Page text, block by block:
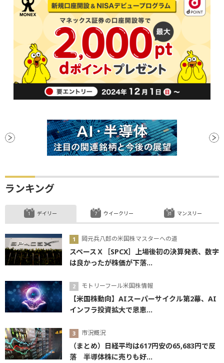
ランキング
デイリー
岡元兵八郎の米国株マスターへの道
スペースＸ［SPCX］上場後初の決算発表、数字
は良かったが株価が下落...
モトリーフール米国株情報
【米国株動向】AIスーパーサイクル第2幕、AI
インフラ投資拡大で恩恵...
市況概況
（まとめ）日経平均は617円安の65,683円で反
落 半導体株に売りも好...
ウイークリー マンスリー